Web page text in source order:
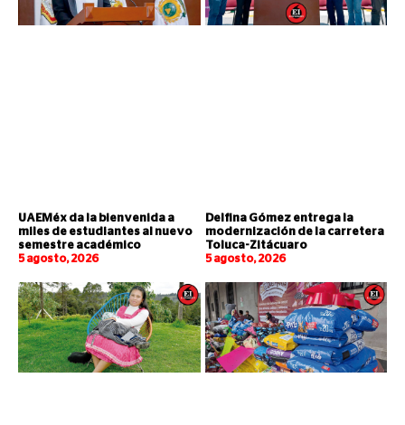
UAEMéx da la bienvenida a
miles de estudiantes al nuevo
semestre académico
5 agosto, 2026
Delfina Gómez entrega la
modernización de la carretera
Toluca-Zitácuaro
5 agosto, 2026